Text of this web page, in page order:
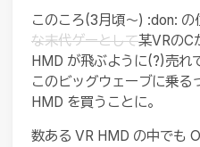
このころ(3月頃〜) :don:
な末代ゲーとして某VRのC
HMD が飛ぶように(?)売れ
このビッグウェーブに乗る
HMD を買うことに。
数ある VR HMD の中でも